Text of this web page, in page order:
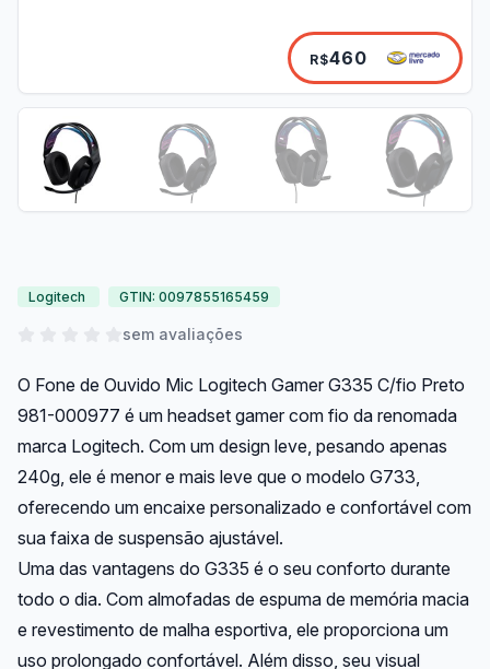
R$460
Logitech GTIN: 0097855165459
sem avaliações
O Fone de Ouvido Mic Logitech Gamer G335 C/fio Preto
981-000977 é um headset gamer com fio da renomada
marca Logitech. Com um design leve, pesando apenas
240g, ele é menor e mais leve que o modelo G733,
oferecendo um encaixe personalizado e confortável com
sua faixa de suspensão ajustável.
Uma das vantagens do G335 é o seu conforto durante
todo o dia. Com almofadas de espuma de memória macia
e revestimento de malha esportiva, ele proporciona um
uso prolongado confortável. Além disso, seu visual